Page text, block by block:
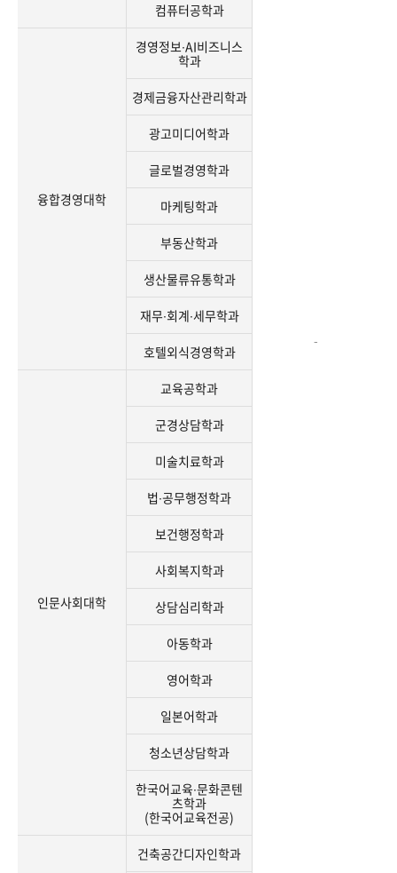
-
컴퓨터공학과
융합경영대학
경영정보∙AI비즈니스
학과
경제금융자산관리학과
광고미디어학과
글로벌경영학과
마케팅학과
부동산학과
생산물류유통학과
재무∙회계∙세무학과
호텔외식경영학과
인문사회대학
교육공학과
군경상담학과
미술치료학과
법∙공무행정학과
보건행정학과
사회복지학과
상담심리학과
아동학과
영어학과
일본어학과
청소년상담학과
한국어교육∙문화콘텐
츠학과
(한국어교육전공)
건축공간디자인학과